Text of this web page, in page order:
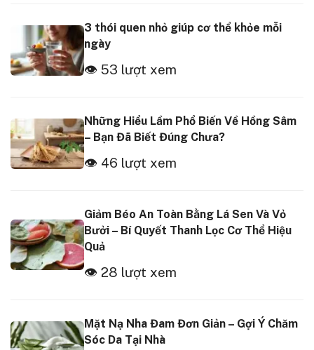
3 thói quen nhỏ giúp cơ thể khỏe mỗi
ngày
👁 53 lượt xem
Những Hiểu Lầm Phổ Biến Về Hồng Sâm
– Bạn Đã Biết Đúng Chưa?
👁 46 lượt xem
Giảm Béo An Toàn Bằng Lá Sen Và Vỏ
Bưởi – Bí Quyết Thanh Lọc Cơ Thể Hiệu
Quả
👁 28 lượt xem
Mặt Nạ Nha Đam Đơn Giản – Gợi Ý Chăm
Sóc Da Tại Nhà